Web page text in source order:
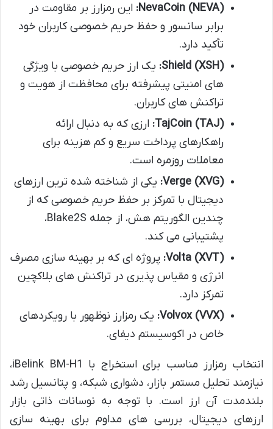
NevaCoin (NEVA): این رمزارز بر مقاومت در
برابر سانسور و حفظ حریم خصوصی کاربران خود
تأکید دارد.
Shield (XSH): یک ارز حریم خصوصی با ویژگی
های امنیتی پیشرفته برای محافظت از هویت و
تراکنش های کاربران.
TajCoin (TAJ): ارزی که به دنبال ارائه
راهکارهای پرداخت سریع و کم هزینه برای
معاملات روزمره است.
Verge (XVG): یکی از شناخته شده ترین ارزهای
دیجیتال با تمرکز بر حفظ حریم خصوصی که از
چندین الگوریتم هش، از جمله Blake2S،
پشتیبانی می کند.
Volta (XVT): پروژه ای که بر بهینه سازی مصرف
انرژی و مقیاس پذیری در تراکنش های بلاکچین
تمرکز دارد.
Volvox (VVX): یک رمزارز نوظهور با رویکردهای
خاص در اکوسیستم دیفای.
انتخاب رمزارز مناسب برای استخراج با iBelink BM-H1،
نیازمند تحلیل مستمر بازار، دشواری شبکه، و پتانسیل رشد
بلندمدت آن ارز است. با توجه به نوسانات ذاتی بازار
ارزهای دیجیتال، بررسی های مداوم برای بهینه سازی